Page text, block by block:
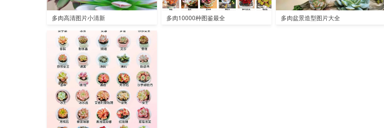
多肉高清图片小清新 多肉10000种图鉴最全 多肉盆景造型图片大全